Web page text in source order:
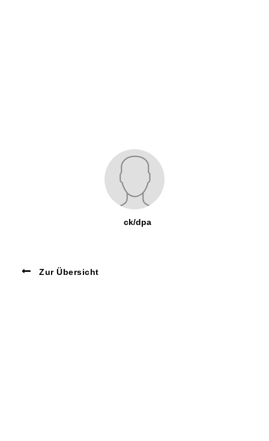
ck/dpa
Zur Übersicht